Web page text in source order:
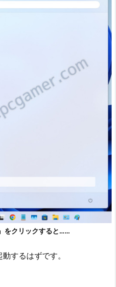
をクリックすると……
するはずです。